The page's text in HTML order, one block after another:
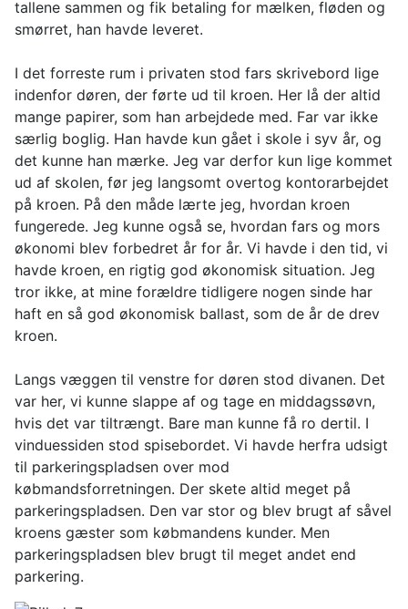
tallene sammen og fik betaling for mælken, fløden og
smørret, han havde leveret.
I det forreste rum i privaten stod fars skrivebord lige
indenfor døren, der førte ud til kroen. Her lå der altid
mange papirer, som han arbejdede med. Far var ikke
særlig boglig. Han havde kun gået i skole i syv år, og
det kunne han mærke. Jeg var derfor kun lige kommet
ud af skolen, før jeg langsomt overtog kontorarbejdet
på kroen. På den måde lærte jeg, hvordan kroen
fungerede. Jeg kunne også se, hvordan fars og mors
økonomi blev forbedret år for år. Vi havde i den tid, vi
havde kroen, en rigtig god økonomisk situation. Jeg
tror ikke, at mine forældre tidligere nogen sinde har
haft en så god økonomisk ballast, som de år de drev
kroen.
Langs væggen til venstre for døren stod divanen. Det
var her, vi kunne slappe af og tage en middagssøvn,
hvis det var tiltrængt. Bare man kunne få ro dertil. I
vinduessiden stod spisebordet. Vi havde herfra udsigt
til parkeringspladsen over mod
købmandsforretningen. Der skete altid meget på
parkeringspladsen. Den var stor og blev brugt af såvel
kroens gæster som købmandens kunder. Men
parkeringspladsen blev brugt til meget andet end
parkering.